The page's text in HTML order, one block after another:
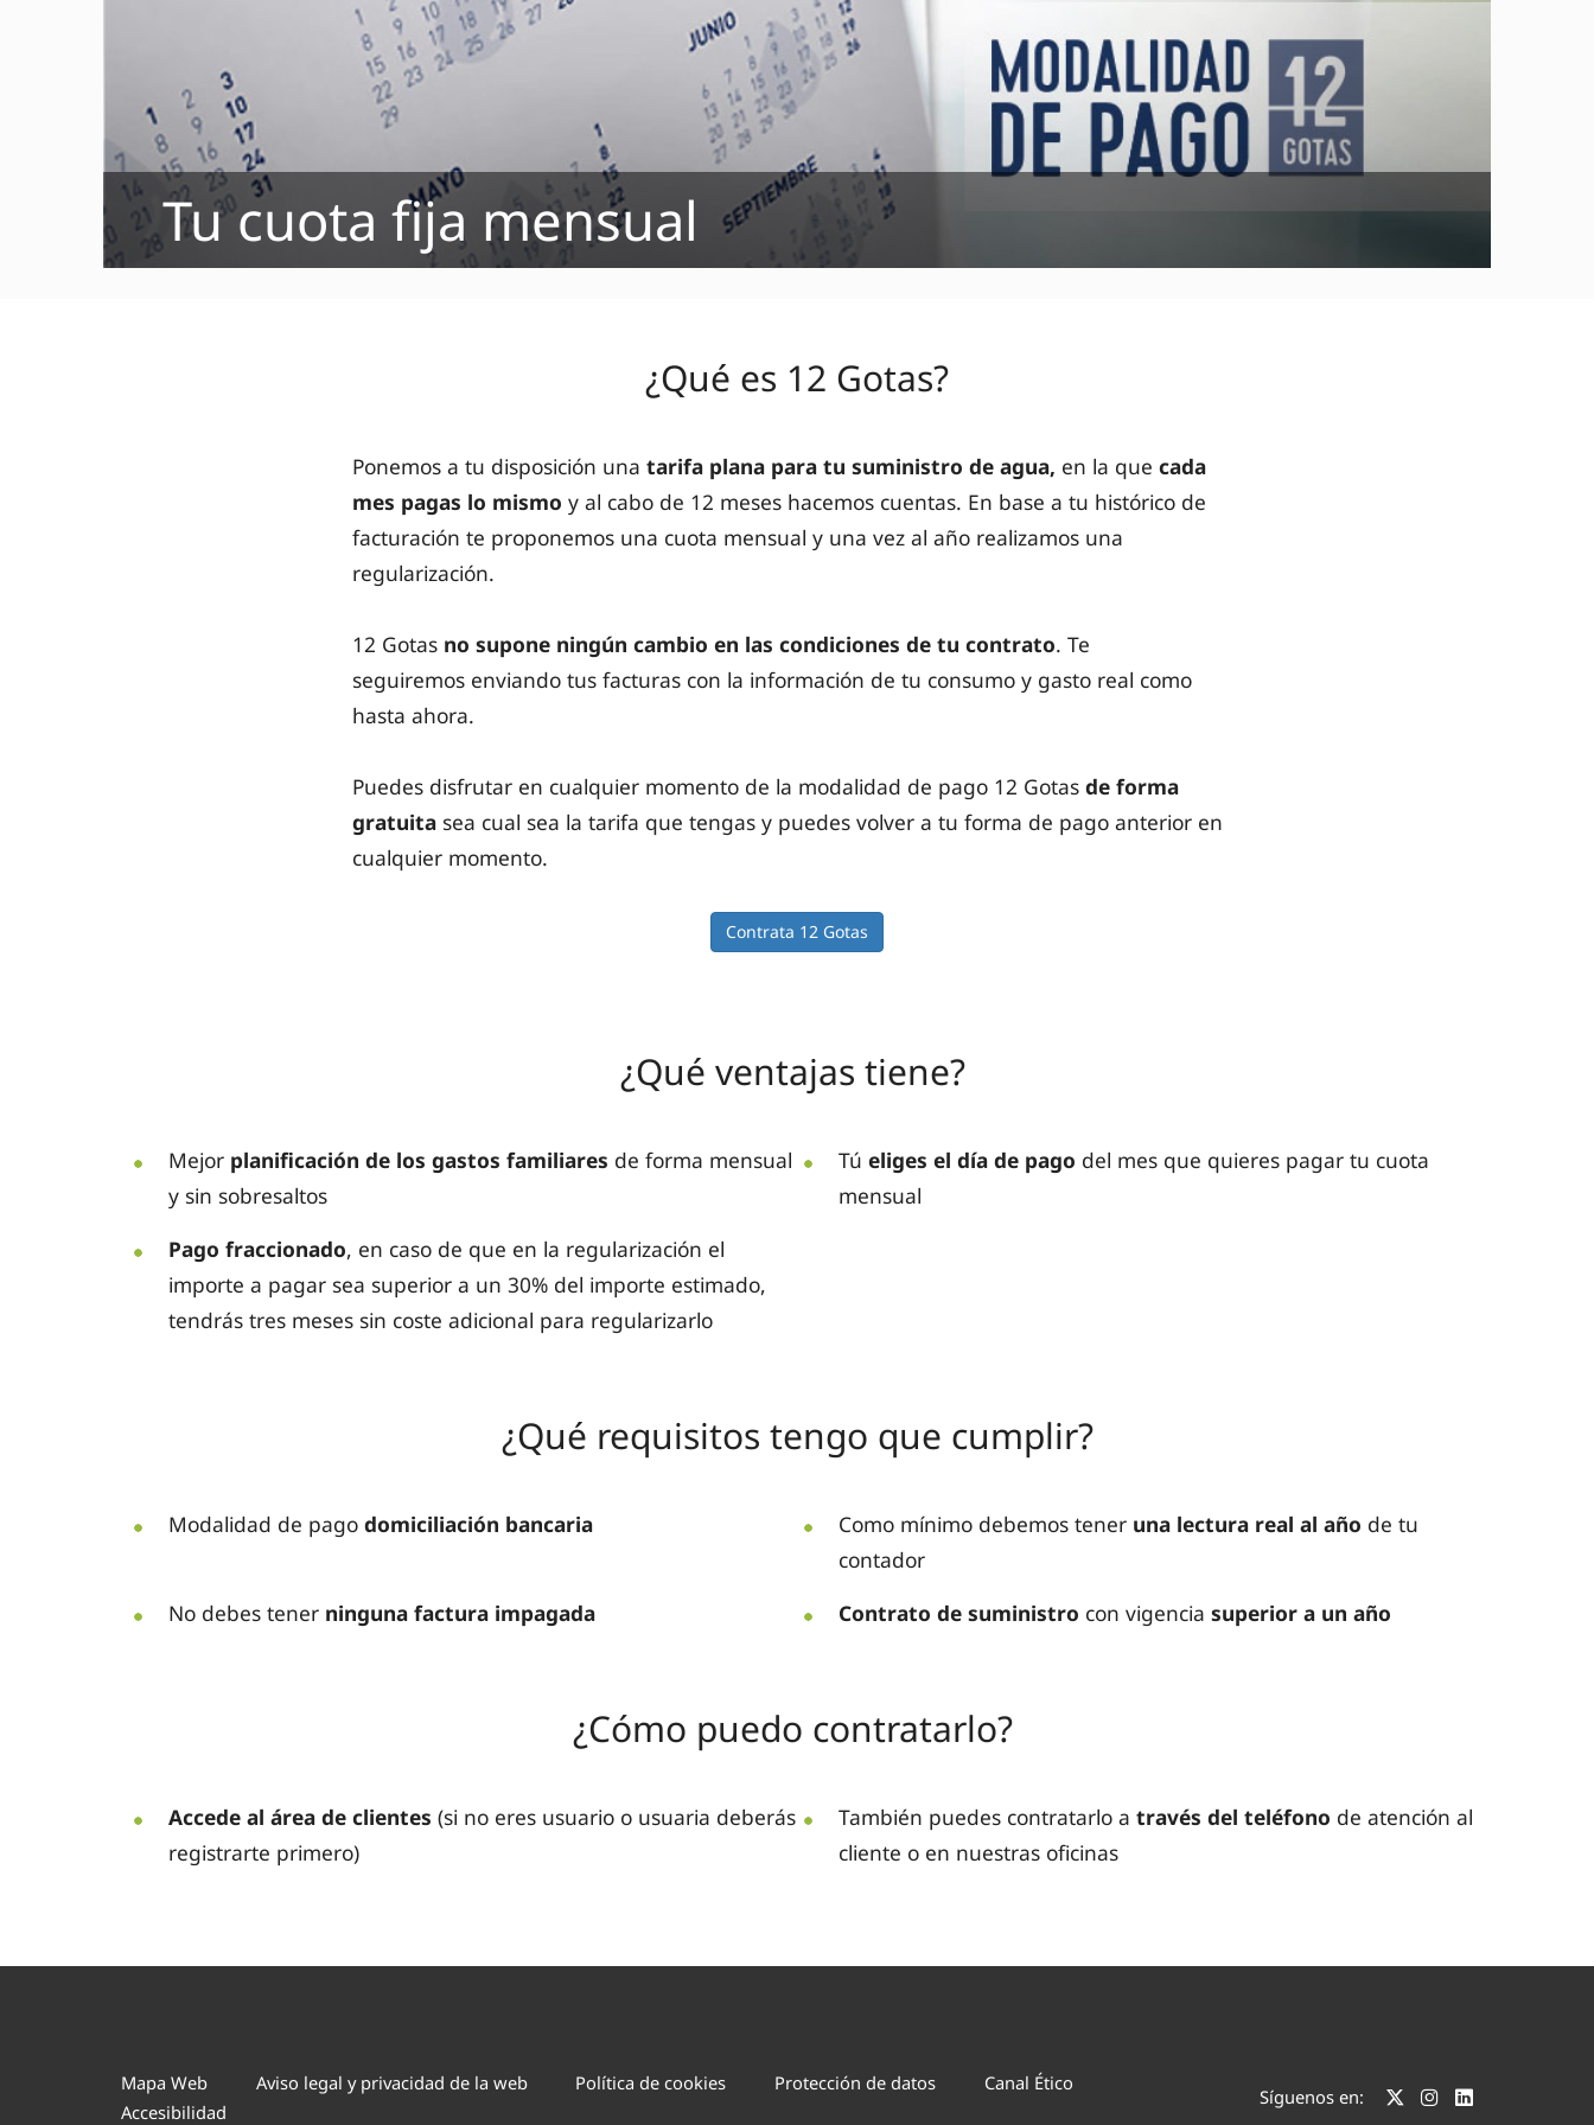
Tu cuota fija mensual
¿Qué es 12 Gotas?
Ponemos a tu disposición una tarifa plana para tu suministro de agua, en la que cada
mes pagas lo mismo y al cabo de 12 meses hacemos cuentas. En base a tu histórico de
facturación te proponemos una cuota mensual y una vez al año realizamos una
regularización.
12 Gotas no supone ningún cambio en las condiciones de tu contrato. Te
seguiremos enviando tus facturas con la información de tu consumo y gasto real como
hasta ahora.
Puedes disfrutar en cualquier momento de la modalidad de pago 12 Gotas de forma
gratuita sea cual sea la tarifa que tengas y puedes volver a tu forma de pago anterior en
cualquier momento.
Contrata 12 Gotas
¿Qué ventajas tiene?
Mejor planificación de los gastos familiares de forma mensual
y sin sobresaltos
Tú eliges el día de pago del mes que quieres pagar tu cuota
mensual
Pago fraccionado, en caso de que en la regularización el
importe a pagar sea superior a un 30% del importe estimado,
tendrás tres meses sin coste adicional para regularizarlo
¿Qué requisitos tengo que cumplir?
Modalidad de pago domiciliación bancaria Como mínimo debemos tener una lectura real al año de tu
contador
No debes tener ninguna factura impagada Contrato de suministro con vigencia superior a un año
¿Cómo puedo contratarlo?
Accede al área de clientes (si no eres usuario o usuaria deberás
registrarte primero)
También puedes contratarlo a través del teléfono de atención al
cliente o en nuestras oficinas
Mapa Web Aviso legal y privacidad de la web Política de cookies Protección de datos
Canal Ético
Accesibilidad
Síguenos en: